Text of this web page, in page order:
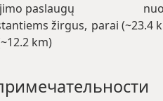
paslaugų
žirgus,
km)
parai (~23.4